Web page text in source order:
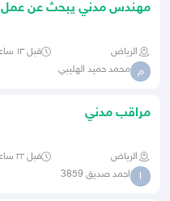
مهندس مدني يبحث عن عمل
الرياض قبل ١٣ ساعة
م محمد حميد الهليبي
مراقب مدني
الرياض قبل ٢٢ ساعة
ا احمد صديق 3859